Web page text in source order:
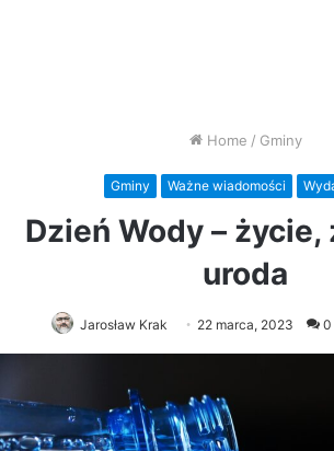
Home / Gminy
Gminy Ważne wiadomości
Dzień Wody –
uroda
Jarosław Krak 22 marca, 2023 0